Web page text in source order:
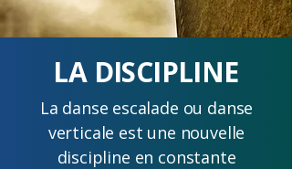
LA DISCIPLINE
La danse escalade ou danse
verticale est une nouvelle
discipline en constante